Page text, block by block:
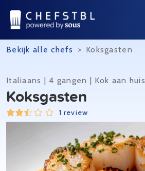
Bekijk alle chefs > Koksgasten
Italiaans | 4 gangen | Kok aan huis
Koksgasten
1 review